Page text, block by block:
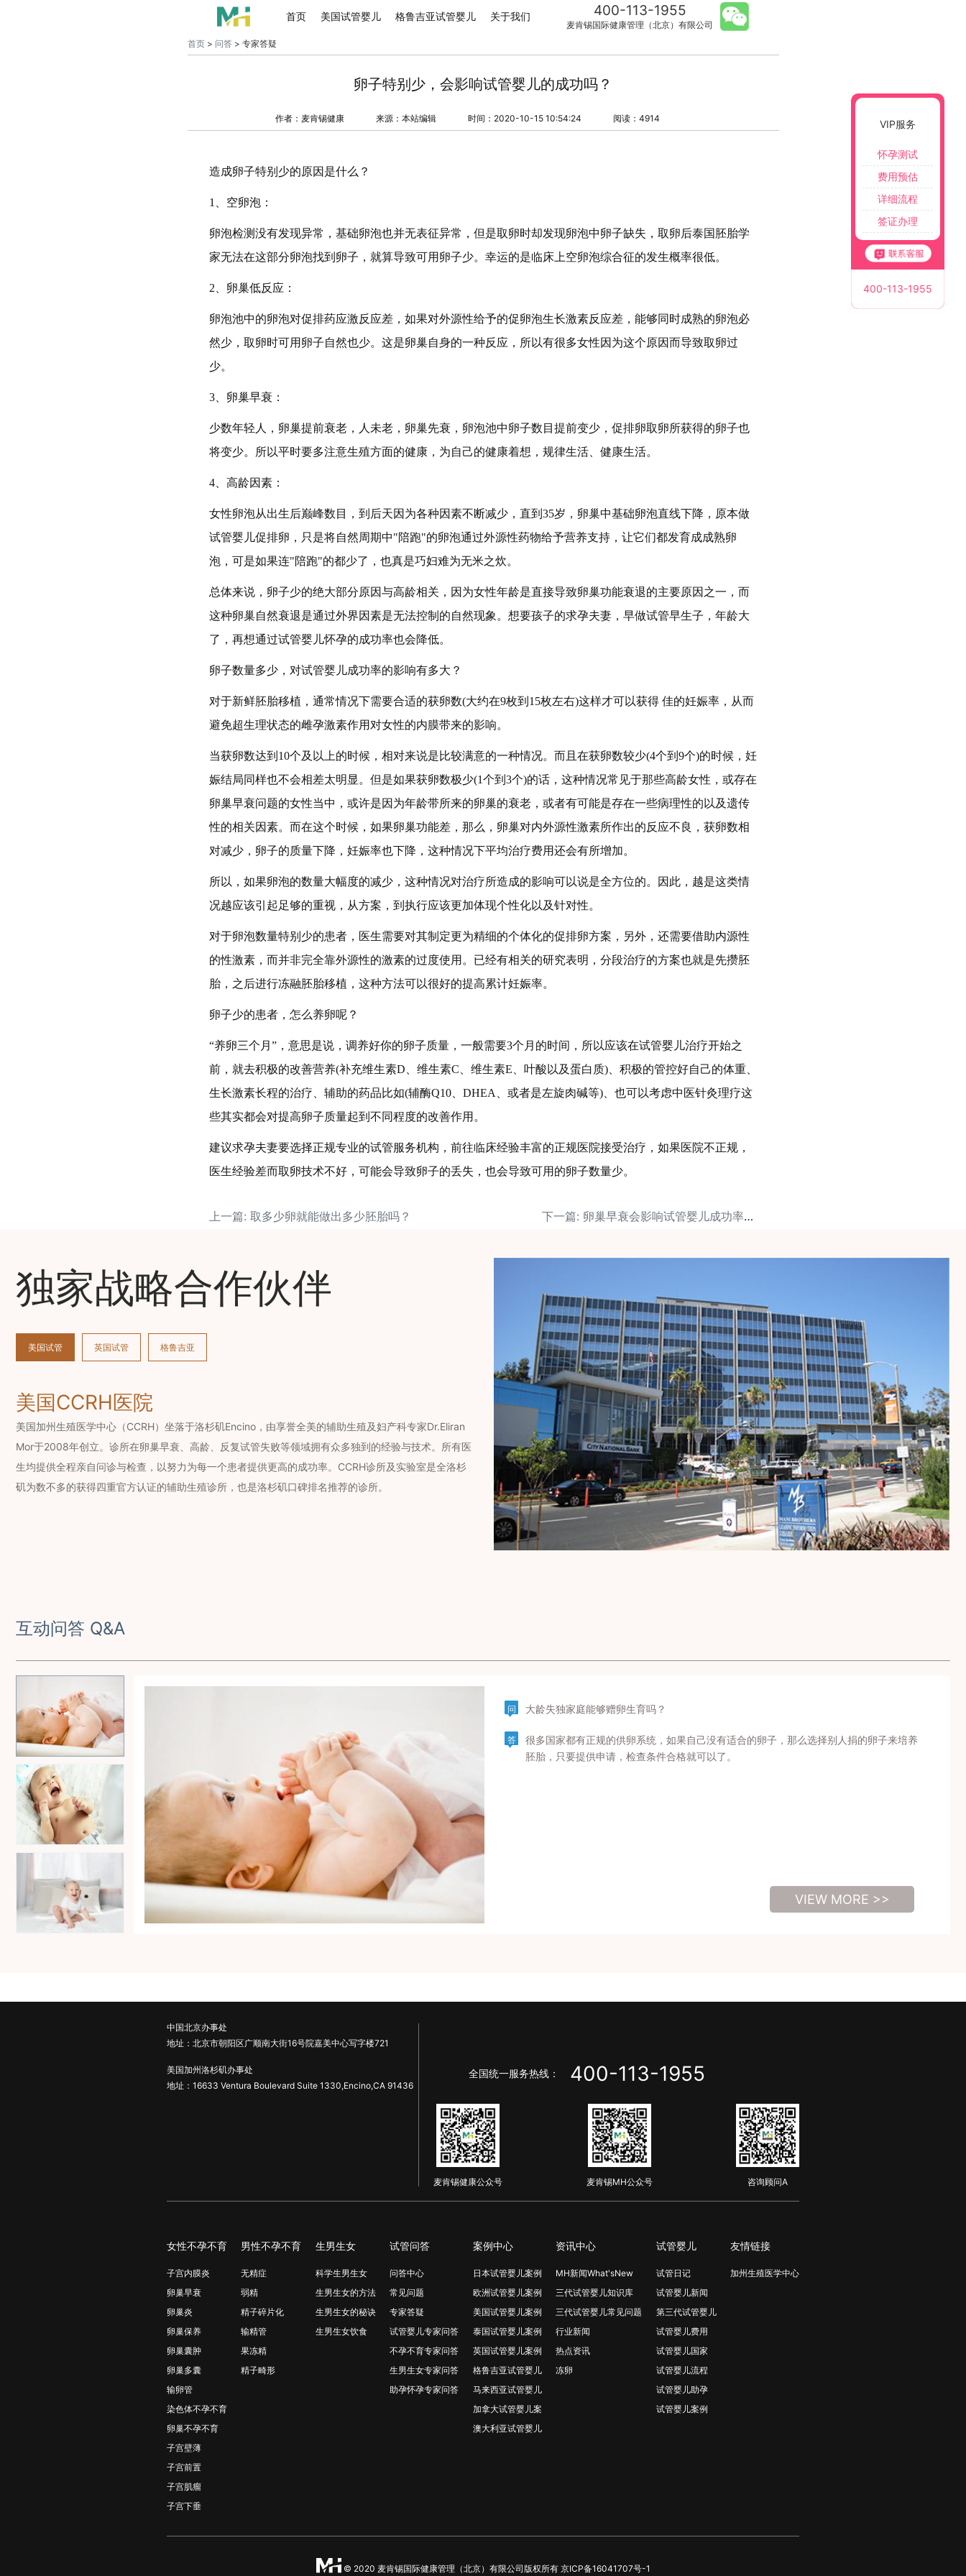
首页 美国试管婴儿 格鲁吉亚试管婴儿 关于我们 400-113-1955
麦肯锡国际健康管理（北京）有限公司
首页> 问答 > 专家答疑
卵子特别少，会影响试管婴儿的成功吗？
作者：麦肯锡健康 来源：本站编辑 时间：2020-10-15 10:54:24 阅读：4914
造成卵子特别少的原因是什么？
1、空卵泡：
卵泡检测没有发现异常，基础卵泡也并无表征异常，但是取卵时却发现卵泡中卵子缺失，取卵后泰国胚胎学
家无法在这部分卵泡找到卵子，就算导致可用卵子少。幸运的是临床上空卵泡综合征的发生概率很低。
2、卵巢低反应：
卵泡池中的卵泡对促排药应激反应差，如果对外源性给予的促卵泡生长激素反应差，能够同时成熟的卵泡必
然少，取卵时可用卵子自然也少。这是卵巢自身的一种反应，所以有很多女性因为这个原因而导致取卵过
少。
3、卵巢早衰：
少数年轻人，卵巢提前衰老，人未老，卵巢先衰，卵泡池中卵子数目提前变少，促排卵取卵所获得的卵子也
将变少。所以平时要多注意生殖方面的健康，为自己的健康着想，规律生活、健康生活。
4、高龄因素：
女性卵泡从出生后巅峰数目，到后天因为各种因素不断减少，直到35岁，卵巢中基础卵泡直线下降，原本做
试管婴儿促排卵，只是将自然周期中"陪跑"的卵泡通过外源性药物给予营养支持，让它们都发育成成熟卵
泡，可是如果连"陪跑"的都少了，也真是巧妇难为无米之炊。
总体来说，卵子少的绝大部分原因与高龄相关，因为女性年龄是直接导致卵巢功能衰退的主要原因之一，而
这种卵巢自然衰退是通过外界因素是无法控制的自然现象。想要孩子的求孕夫妻，早做试管早生子，年龄大
了，再想通过试管婴儿怀孕的成功率也会降低。
卵子数量多少，对试管婴儿成功率的影响有多大？
对于新鲜胚胎移植，通常情况下需要合适的获卵数(大约在9枚到15枚左右)这样才可以获得 佳的妊娠率，从而
避免超生理状态的雌孕激素作用对女性的内膜带来的影响。
当获卵数达到10个及以上的时候，相对来说是比较满意的一种情况。而且在获卵数较少(4个到9个)的时候，妊
娠结局同样也不会相差太明显。但是如果获卵数极少(1个到3个)的话，这种情况常见于那些高龄女性，或存在
卵巢早衰问题的女性当中，或许是因为年龄带所来的卵巢的衰老，或者有可能是存在一些病理性的以及遗传
性的相关因素。而在这个时候，如果卵巢功能差，那么，卵巢对内外源性激素所作出的反应不良，获卵数相
对减少，卵子的质量下降，妊娠率也下降，这种情况下平均治疗费用还会有所增加。
所以，如果卵泡的数量大幅度的减少，这种情况对治疗所造成的影响可以说是全方位的。因此，越是这类情
况越应该引起足够的重视，从方案，到执行应该更加体现个性化以及针对性。
对于卵泡数量特别少的患者，医生需要对其制定更为精细的个体化的促排卵方案，另外，还需要借助内源性
的性激素，而并非完全靠外源性的激素的过度使用。已经有相关的研究表明，分段治疗的方案也就是先攒胚
胎，之后进行冻融胚胎移植，这种方法可以很好的提高累计妊娠率。
卵子少的患者，怎么养卵呢？
“养卵三个月”，意思是说，调养好你的卵子质量，一般需要3个月的时间，所以应该在试管婴儿治疗开始之
前，就去积极的改善营养(补充维生素D、维生素C、维生素E、叶酸以及蛋白质)、积极的管控好自己的体重、
生长激素长程的治疗、辅助的药品比如(辅酶Q10、DHEA、或者是左旋肉碱等)、也可以考虑中医针灸理疗这
些其实都会对提高卵子质量起到不同程度的改善作用。
建议求孕夫妻要选择正规专业的试管服务机构，前往临床经验丰富的正规医院接受治疗，如果医院不正规，
医生经验差而取卵技术不好，可能会导致卵子的丢失，也会导致可用的卵子数量少。
上一篇: 取多少卵就能做出多少胚胎吗？ 下一篇: 卵巢早衰会影响试管婴儿成功率吗？
独家战略合作伙伴
美国CCRH医院
美国加州生殖医学中心（CCRH）坐落于洛杉矶Encino，由享誉全美的辅助生殖及妇产科专家Dr.Eliran
Mor于2008年创立。诊所在卵巢早衰、高龄、反复试管失败等领域拥有众多独到的经验与技术。所有医
生均提供全程亲自问诊与检查，以努力为每一个患者提供更高的成功率。CCRH诊所及实验室是全洛杉
矶为数不多的获得四重官方认证的辅助生殖诊所，也是洛杉矶口碑排名推荐的诊所。
美国试管 英国试管 格鲁吉亚
互动问答 Q&A
问 大龄失独家庭能够赠卵生育吗？
答
很多国家都有正规的供卵系统，如果自己没有适合的卵子，那么选择别人捐的卵子来培养
胚胎，只要提供申请，检查条件合格就可以了。
VIEW MORE >>
中国北京办事处
地址：北京市朝阳区广顺南大街16号院嘉美中心写字楼721
美国加州洛杉矶办事处
地址：16633 Ventura Boulevard Suite 1330,Encino,CA 91436
全国统一服务热线： 400-113-1955
麦肯锡健康公众号 麦肯锡MH公众号 咨询顾问A
女性不孕不育
子宫内膜炎
卵巢早衰
卵巢炎
卵巢保养
卵巢囊肿
卵巢多囊
输卵管
染色体不孕不育
卵巢不孕不育
子宫壁薄
子宫前置
子宫肌瘤
子宫下垂
男性不孕不育
无精症
弱精
精子碎片化
输精管
果冻精
精子畸形
生男生女
科学生男生女
生男生女的方法
生男生女的秘诀
生男生女饮食
试管问答
问答中心
常见问题
专家答疑
试管婴儿专家问答
不孕不育专家问答
生男生女专家问答
助孕怀孕专家问答
案例中心
日本试管婴儿案例
欧洲试管婴儿案例
美国试管婴儿案例
泰国试管婴儿案例
英国试管婴儿案例
格鲁吉亚试管婴儿
马来西亚试管婴儿
加拿大试管婴儿案
澳大利亚试管婴儿
资讯中心
MH新闻What'sNew
三代试管婴儿知识库
三代试管婴儿常见问题
行业新闻
热点资讯
冻卵
试管婴儿
试管日记
试管婴儿新闻
第三代试管婴儿
试管婴儿费用
试管婴儿国家
试管婴儿流程
试管婴儿助孕
试管婴儿案例
友情链接
加州生殖医学中心
© 2020 麦肯锡国际健康管理（北京）有限公司版权所有 京ICP备16041707号-1
VIP服务
怀孕测试
费用预估
详细流程
签证办理
400-113-1955